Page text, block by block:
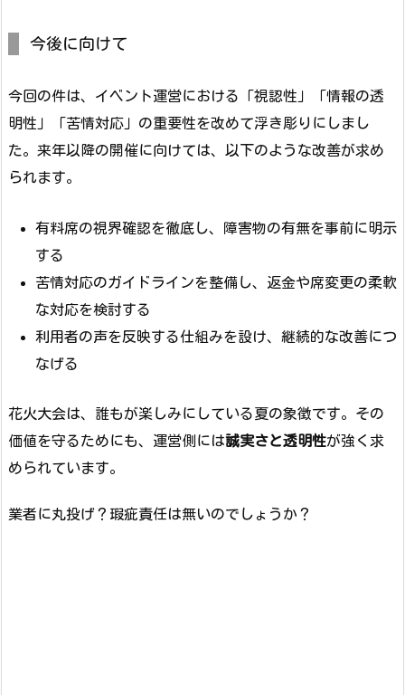
今後に向けて
今回の件は、イベント運営における「視認性」「情報の透
明性」「苦情対応」の重要性を改めて浮き彫りにしまし
た。来年以降の開催に向けては、以下のような改善が求め
られます。
有料席の視界確認を徹底し、障害物の有無を事前に明示
する
苦情対応のガイドラインを整備し、返金や席変更の柔軟
な対応を検討する
利用者の声を反映する仕組みを設け、継続的な改善につ
なげる
花火大会は、誰もが楽しみにしている夏の象徴です。その
価値を守るためにも、運営側には誠実さと透明性が強く求
められています。
業者に丸投げ？瑕疵責任は無いのでしょうか？